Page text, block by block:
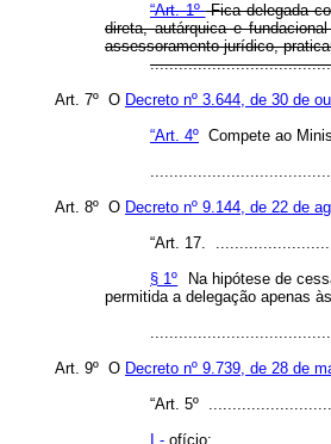
“Art. 1ºFica delegada
direta, autárquica e
assessoramento jurídico,
Art. 7º O Decreto nº 3.644, de 30 de
“Art. 4º Compete ao
Art. 8º O Decreto nº 9.144, de 22 de
“Art. 17.
§ 1º Na hipótese de
permitida a delegação apenas
Art. 9º O Decreto nº 9.739, de 28 de
“Art. 5º
I - ofício: